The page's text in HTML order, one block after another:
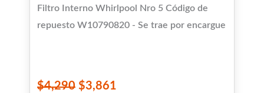
Filtro Interno Whirlpool Nro 5 Código de
repuesto W10790820 - Se trae por encargue
$4,290 $3,861